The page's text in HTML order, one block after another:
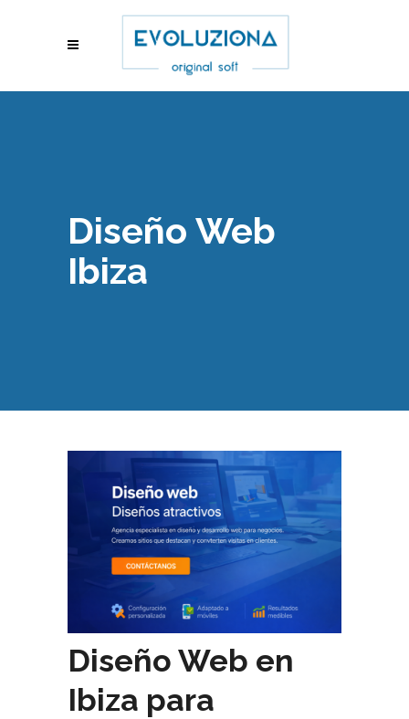
Diseño Web
Ibiza
Diseño Web en
Ibiza para